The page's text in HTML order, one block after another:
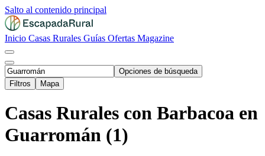
Salto al contenido principal
Inicio Casas Rurales Guías Ofertas Magazine
Opciones de búsqueda
Filtros
Mapa
Casas Rurales con Barbacoa en
Guarromán (1)